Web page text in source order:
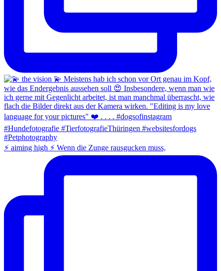
⚡️ aiming high ⚡️ Wenn die Zunge rausgucken muss,